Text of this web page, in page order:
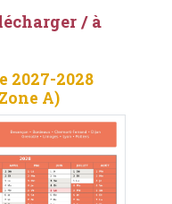
/ à
2027-2028
A)